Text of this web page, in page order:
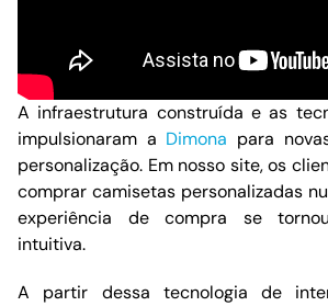
A infraestrutura construída e as
impulsionaram a Dimona para
personalização. Em nosso site, os
comprar camisetas personalizadas
experiência de compra se
intuitiva.
A partir dessa tecnologia de